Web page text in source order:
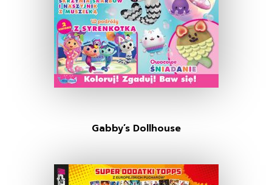
Gabby’s Dollhouse